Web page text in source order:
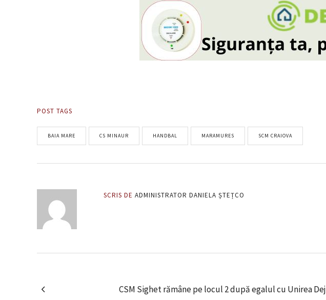
POST TAGS
BAIA MARE CS MINAUR HANDBAL MARAMURES SCM CRAIOVA
SCRIS DE ADMINISTRATOR DANIELA ȘTEȚCO
CSM Sighet rămâne pe locul 2 după egalul cu Unirea Dej